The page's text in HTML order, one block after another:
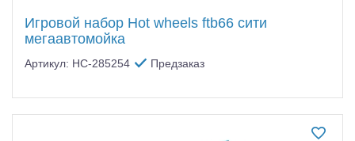
Игровой набор Hot wheels ftb66 сити
мегаавтомойка
Артикул: HC-285254 Предзаказ